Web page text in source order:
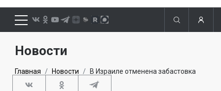
Новости
Главная Новости В Израиле отменена забастовка